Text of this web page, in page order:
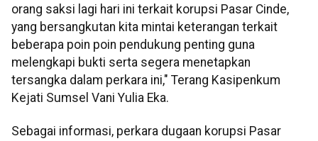
orang saksi lagi hari ini terkait korupsi Pasar Cinde,
yang bersangkutan kita mintai keterangan terkait
beberapa poin poin pendukung penting guna
melengkapi bukti serta segera menetapkan
tersangka dalam perkara ini," Terang Kasipenkum
Kejati Sumsel Vani Yulia Eka.
Sebagai informasi, perkara dugaan korupsi Pasar